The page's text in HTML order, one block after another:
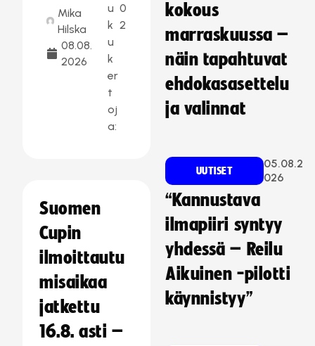
Mika
Hilska
08.08.
2026
u
k
u
k
er
t
oj
a:
0
2
Suomen
Cupin
ilmoittautu
misaikaa
jatkettu
16.8. asti –
kokous
marraskuussa –
näin tapahtuvat
ehdokasasettelu
ja valinnat
UUTISET
05.08.2
026
“Kannustava
ilmapiiri syntyy
yhdessä – Reilu
Aikuinen -pilotti
käynnistyy”